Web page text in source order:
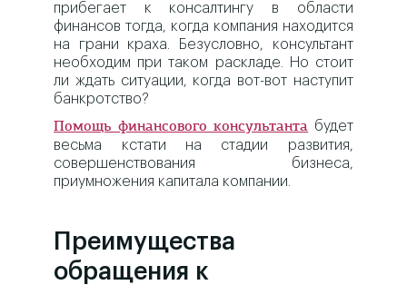
прибегает к консалтингу в области
финансов тогда, когда компания находится
на грани краха. Безусловно, консультант
необходим при таком раскладе. Но стоит
ли ждать ситуации, когда вот-вот наступит
банкротство?
Помощь финансового консультанта будет
весьма кстати на стадии развития,
совершенствования бизнеса,
приумножения капитала компании.
Преимущества
обращения к